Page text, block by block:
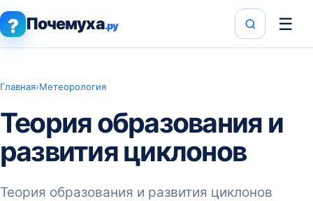
? Почемуха.ру ☰
Главная›Метеорология
Теория образования и
развития циклонов
Теория образования и развития циклонов